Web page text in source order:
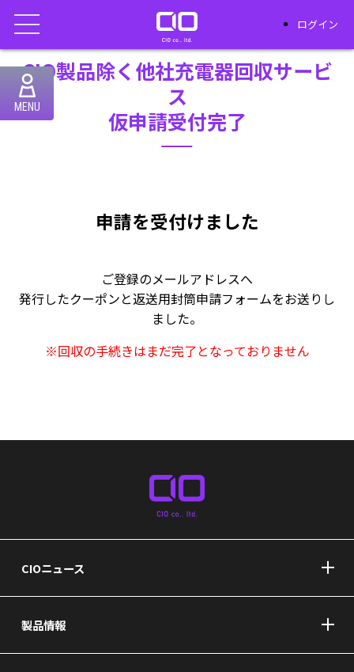
ログイン
MENU
CIO製品除く他社充電器回収サービ
ス
仮申請受付完了
申請を受付けました
ご登録のメールアドレスへ
発行したクーポンと返送用封筒申請フォームをお送りし
ました。
※回収の手続きはまだ完了となっておりません
CIOニュース
製品情報